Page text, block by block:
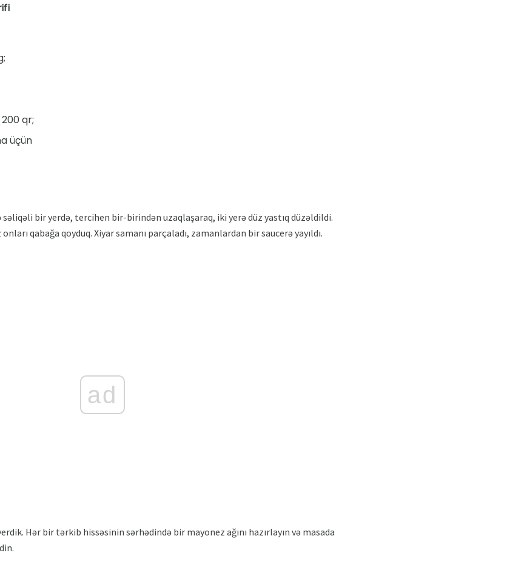
qr;
üçün
bir yerdə, tercihen bir-birindən uzaqlaşaraq, iki yerə düz yastıq düzəldildi.
qabağa qoyduq. Xiyar samanı parçaladı, zamanlardan bir saucerə yayıldı.
ad
Hər bir tərkib hissəsinin sərhədində bir mayonez ağını hazırlayın və masada